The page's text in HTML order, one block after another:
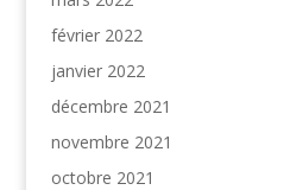
février 2022
janvier 2022
décembre 2021
novembre 2021
octobre 2021